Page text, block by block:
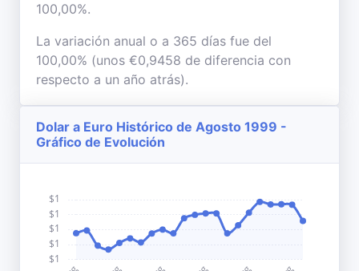
100,00%.
La variación anual o a 365 días fue del
100,00% (unos €0,9458 de diferencia con
respecto a un año atrás).
Dolar a Euro Histórico de Agosto 1999 -
Gráfico de Evolución